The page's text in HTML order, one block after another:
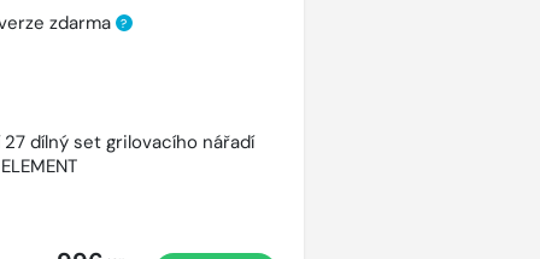
zdarma ?
27 dílný set grilovacího nářadí